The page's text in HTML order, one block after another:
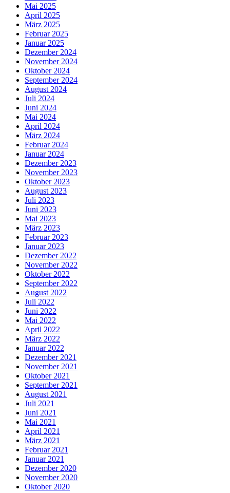
Mai 2025
April 2025
März 2025
Februar 2025
Januar 2025
Dezember 2024
November 2024
Oktober 2024
September 2024
August 2024
Juli 2024
Juni 2024
Mai 2024
April 2024
März 2024
Februar 2024
Januar 2024
Dezember 2023
November 2023
Oktober 2023
August 2023
Juli 2023
Juni 2023
Mai 2023
März 2023
Februar 2023
Januar 2023
Dezember 2022
November 2022
Oktober 2022
September 2022
August 2022
Juli 2022
Juni 2022
Mai 2022
April 2022
März 2022
Januar 2022
Dezember 2021
November 2021
Oktober 2021
September 2021
August 2021
Juli 2021
Juni 2021
Mai 2021
April 2021
März 2021
Februar 2021
Januar 2021
Dezember 2020
November 2020
Oktober 2020